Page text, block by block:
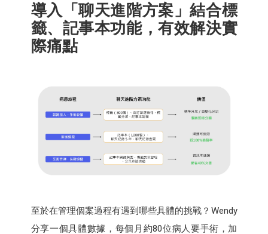
導入「聊天進階方案」結合標
籤、記事本功能，有效解決實
際痛點
至於在管理個案過程有遇到哪些具體的挑戰？Wendy
分享一個具體數據，每個月約80位病人要手術，加